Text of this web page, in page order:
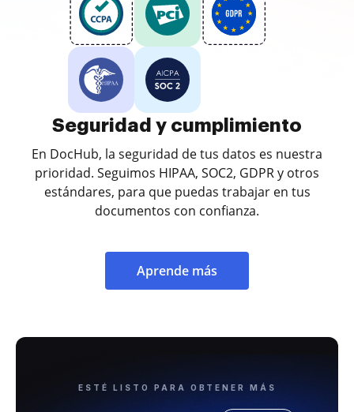
Seguridad y cumplimiento
En DocHub, la seguridad de tus datos es nuestra
prioridad. Seguimos HIPAA, SOC2, GDPR y otros
estándares, para que puedas trabajar en tus
documentos con confianza.
Aprende más
ESTÉ LISTO PARA OBTENER MÁS